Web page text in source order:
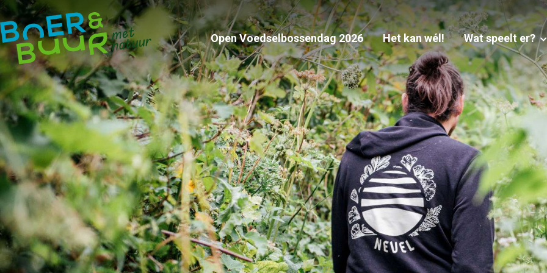
Open Voedselbossendag 2026 Het kan wél! Wat speelt er?